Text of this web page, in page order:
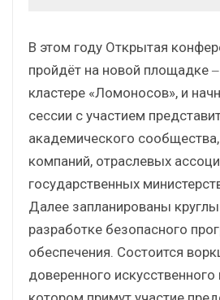
В этом году Открытая
пройдёт на новой площадке
кластере «Ломоносов», и
сессии с участием
академического
компаний, отраслевых
государственных
Далее запланированы
разработке безопасного
обеспечения. Состоится
доверенного искусственного